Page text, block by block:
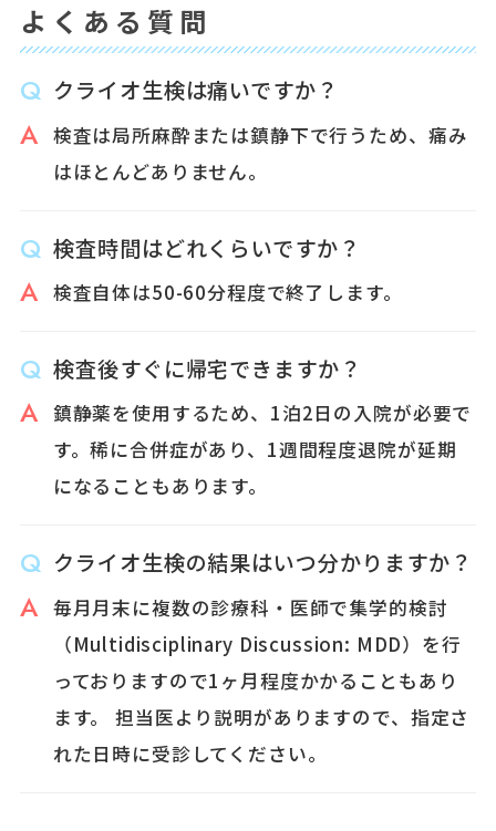
よくある質問
クライオ生検は痛いですか？
検査は局所麻酔または鎮静下で行うため、痛み
はほとんどありません。
検査時間はどれくらいですか？
検査自体は50-60分程度で終了します。
検査後すぐに帰宅できますか？
鎮静薬を使用するため、1泊2日の入院が必要で
す。稀に合併症があり、1週間程度退院が延期
になることもあります。
クライオ生検の結果はいつ分かりますか？
毎月月末に複数の診療科・医師で集学的検討
（Multidisciplinary Discussion: MDD）を行
っておりますので1ヶ月程度かかることもあり
ます。 担当医より説明がありますので、指定さ
れた日時に受診してください。